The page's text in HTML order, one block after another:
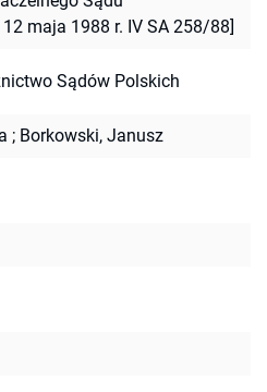
maja 1988 r. IV SA 258/88]
Sądów Polskich
; Borkowski, Janusz